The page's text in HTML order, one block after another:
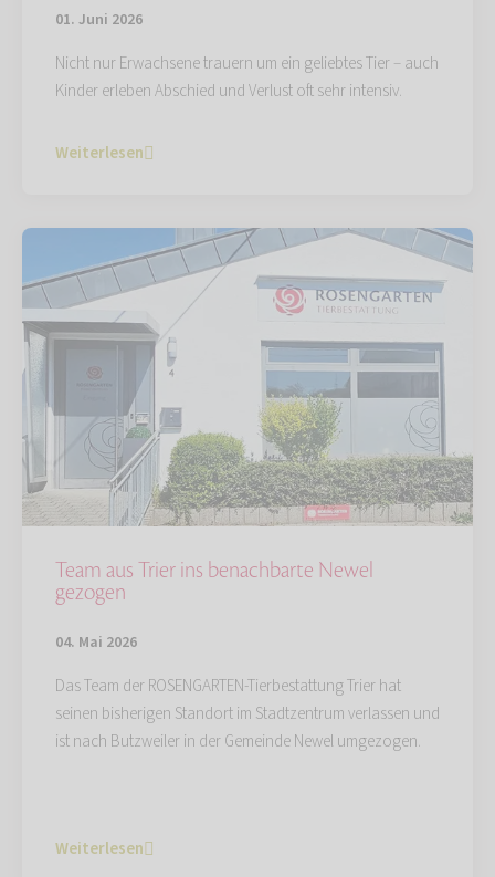
01. Juni 2026
Nicht nur Erwachsene trauern um ein geliebtes Tier – auch
Kinder erleben Abschied und Verlust oft sehr intensiv.
Weiterlesen
Team aus Trier ins benachbarte Newel
gezogen
04. Mai 2026
Das Team der ROSENGARTEN-Tierbestattung Trier hat
seinen bisherigen Standort im Stadtzentrum verlassen und
ist nach Butzweiler in der Gemeinde Newel umgezogen.
Weiterlesen